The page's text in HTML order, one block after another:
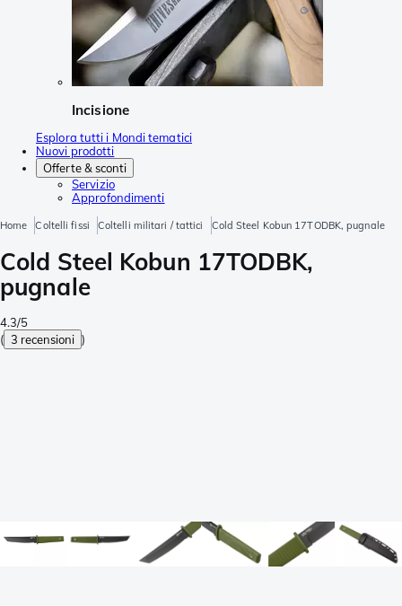
Incisione
Esplora tutti i Mondi tematici
Nuovi prodotti
Offerte & sconti
Servizio
Approfondimenti
Home Coltelli fissi Coltelli militari / tattici Cold Steel Kobun 17TODBK, pugnale
Cold Steel Kobun 17TODBK,
pugnale
4.3/5
( 3 recensioni )